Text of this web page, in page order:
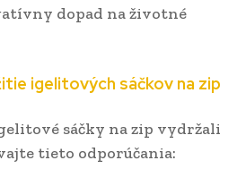
dopad na životné
igelitových sáčkov na zip
sáčky na zip vydržali
tieto odporúčania: